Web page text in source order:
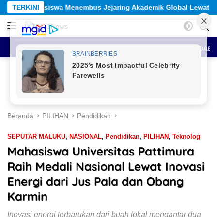
Langsung
ke
konten
TERKINIAkademik Global Lewat Kolaborasi Diaspora Indonesia
HOME BERITA UTAMA ANTAR
Beranda PILIHAN Pendidikan
SEPUTAR MALUKU, NASIONAL, Pendidikan, PILIHAN, Teknologi
Mahasiswa Universitas Pattimura
Raih Medali Nasional Lewat Inovasi
Energi dari Jus Pala dan Obang
Karmin
Inovasi energi terbarukan dari buah lokal mengantar dua